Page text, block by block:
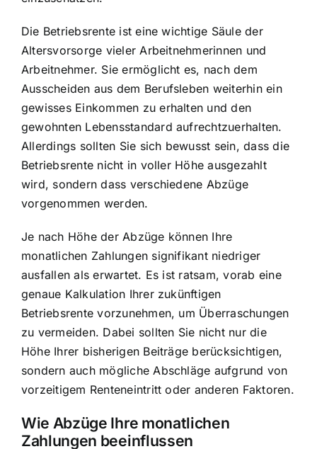
Die Betriebsrente ist eine wichtige Säule der
Altersvorsorge vieler Arbeitnehmerinnen und
Arbeitnehmer. Sie ermöglicht es, nach dem
Ausscheiden aus dem Berufsleben weiterhin ein
gewisses Einkommen zu erhalten und den
gewohnten Lebensstandard aufrechtzuerhalten.
Allerdings sollten Sie sich bewusst sein, dass die
Betriebsrente nicht in voller Höhe ausgezahlt
wird, sondern dass verschiedene Abzüge
vorgenommen werden.
Je nach Höhe der Abzüge können Ihre
monatlichen Zahlungen signifikant niedriger
ausfallen als erwartet. Es ist ratsam, vorab eine
genaue Kalkulation Ihrer zukünftigen
Betriebsrente vorzunehmen, um Überraschungen
zu vermeiden. Dabei sollten Sie nicht nur die
Höhe Ihrer bisherigen Beiträge berücksichtigen,
sondern auch mögliche Abschläge aufgrund von
vorzeitigem Renteneintritt oder anderen Faktoren.
Wie Abzüge Ihre monatlichen
Zahlungen beeinflussen